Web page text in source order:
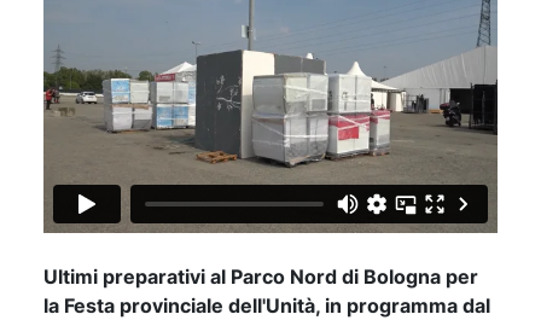
Ultimi preparativi al Parco Nord di Bologna per
la Festa provinciale dell'Unità, in programma dal